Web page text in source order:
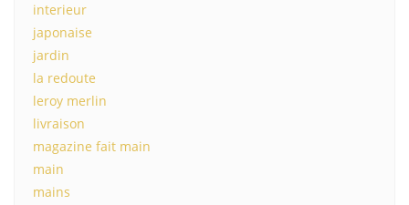
interieur
japonaise
jardin
la redoute
leroy merlin
livraison
magazine fait main
main
mains